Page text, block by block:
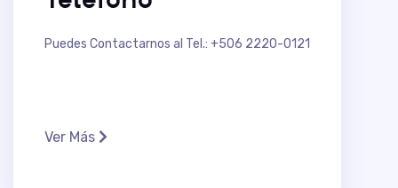
Puedes Contactarnos al Tel.: +506 2220-0121
Ver Más